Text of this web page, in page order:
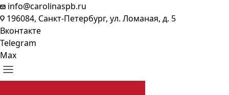
info@carolinaspb.ru
196084, Санкт-Петербург, ул. Ломаная, д. 5
Вконтакте
Telegram
Max